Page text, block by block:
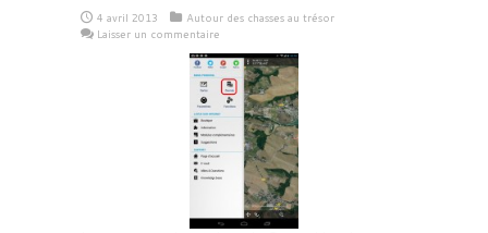
4 avril 2013
Autour des chasses au trésor
Laisser un commentaire